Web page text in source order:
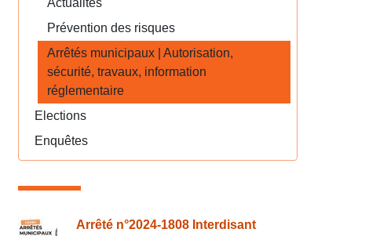
Actualités
Prévention des risques
Arrêtés municipaux | Autorisation,
sécurité, travaux, information
réglementaire
Elections
Enquêtes
Arrêté n°2024-1808 Interdisant